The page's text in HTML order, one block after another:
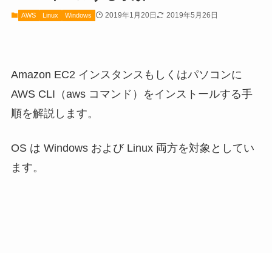
AWS Linux Windows 2019年1月20日 2019年5月26日
Amazon EC2 インスタンスもしくはパソコンに
AWS CLI（aws コマンド）をインストールする手
順を解説します。
OS は Windows および Linux 両方を対象としてい
ます。